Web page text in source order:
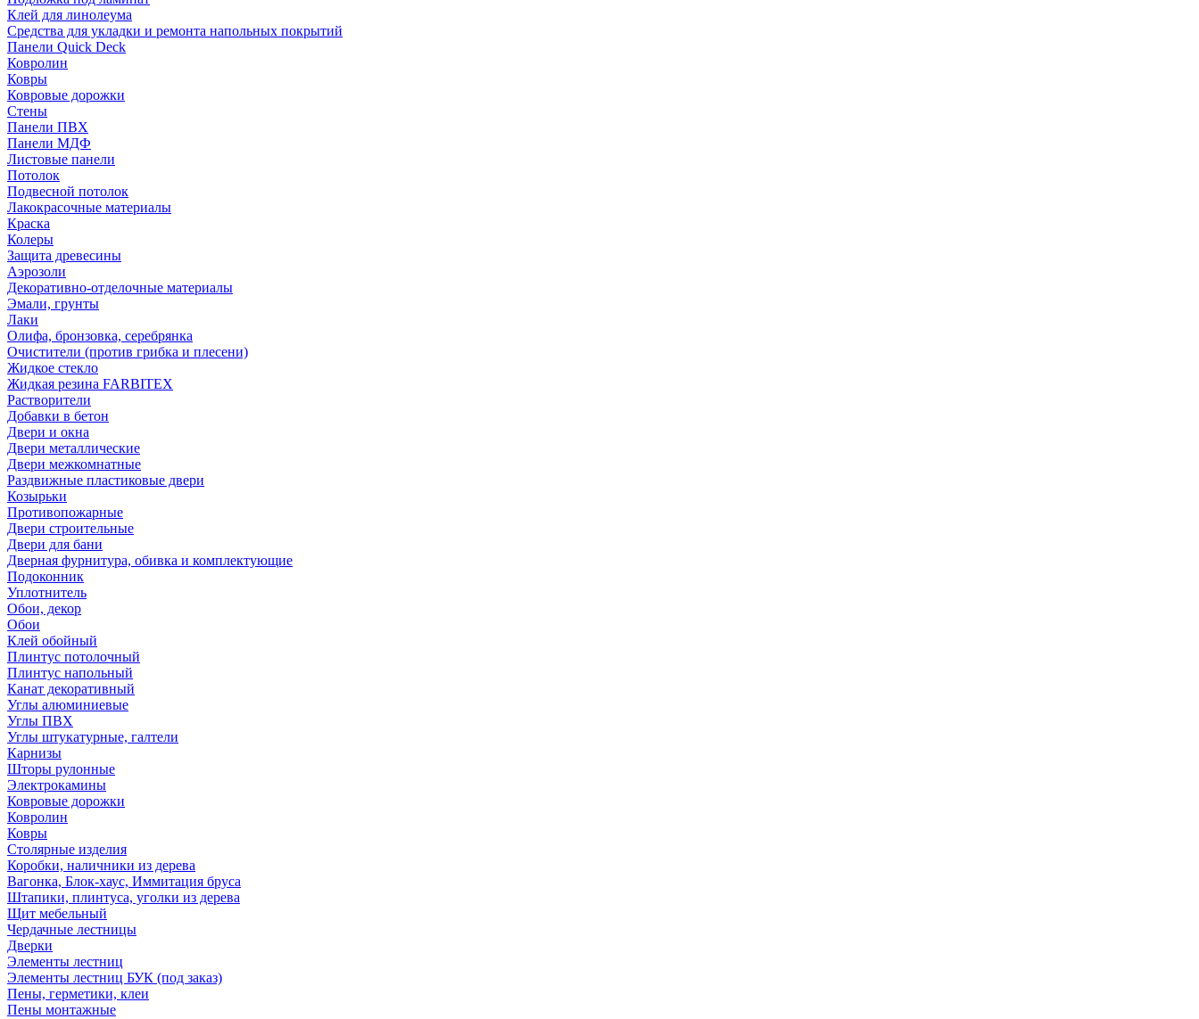
Клей для линолеума
Средства для укладки и ремонта напольных покрытий
Панели Quick Deck
Ковролин
Ковры
Ковровые дорожки
Стены
Панели ПВХ
Панели МДФ
Листовые панели
Потолок
Подвесной потолок
Лакокрасочные материалы
Краска
Колеры
Защита древесины
Аэрозоли
Декоративно-отделочные материалы
Эмали, грунты
Лаки
Олифа, бронзовка, серебрянка
Очистители (против грибка и плесени)
Жидкое стекло
Жидкая резина FARBITEX
Растворители
Добавки в бетон
Двери и окна
Двери металлические
Двери межкомнатные
Раздвижные пластиковые двери
Козырьки
Противопожарные
Двери строительные
Двери для бани
Дверная фурнитура, обивка и комплектующие
Подоконник
Уплотнитель
Обои, декор
Обои
Клей обойный
Плинтус потолочный
Плинтус напольный
Канат декоративный
Углы алюминиевые
Углы ПВХ
Углы штукатурные, галтели
Карнизы
Шторы рулонные
Электрокамины
Ковровые дорожки
Ковролин
Ковры
Столярные изделия
Коробки, наличники из дерева
Вагонка, Блок-хаус, Иммитация бруса
Штапики, плинтуса, уголки из дерева
Щит мебельный
Чердачные лестницы
Дверки
Элементы лестниц
Элементы лестниц БУК (под заказ)
Пены, герметики, клеи
Пены монтажные